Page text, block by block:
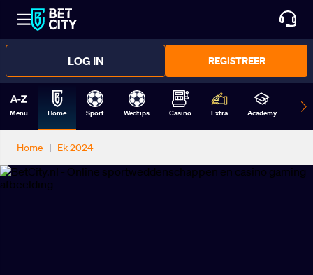
LOG IN REGISTREER
Menu Home Sport Wedtips Casino Extra Academy
Home | Ek 2024